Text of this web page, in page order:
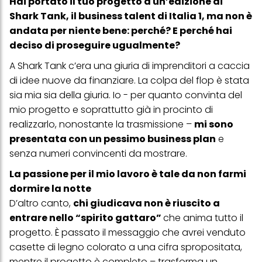
Shark Tank, il business talent di Italia 1, ma non è
andata per niente bene: perché? E perché hai
deciso di proseguire ugualmente?
A Shark Tank c’era una giuria di imprenditori a caccia
di idee nuove da finanziare. La colpa del flop è stata
sia mia sia della giuria. Io - per quanto convinta del
mio progetto e soprattutto già in procinto di
realizzarlo, nonostante la trasmissione – mi sono
presentata con un pessimo business plan e
senza numeri convincenti da mostrare.
La passione per il mio lavoro è tale da non farmi
dormire la notte
D’altro canto, chi giudicava non è riuscito a
entrare nello “spirito gattaro”che anima tutto il
progetto. È passato il messaggio che avrei venduto
casette di legno colorato a una cifra spropositata,
Puoi trovare maggiori informazioni sul trattamento dei tuoi dati
nella nostra Informativa sulla protezione dei dati collegata nel piè
di pagina (Sezione "Cookie, Pixel, Impronte digitali e tecnologie
simili"). Puoi revocare il tuo consenso in qualsiasi momento con
effetto per il futuro disabilitando i cookie sul nostro sito web nella
sezione "Impostazioni cookie" collegata nel piè di pagina. Per
ulteriori informazioni sui cookie utilizzati su questo sito Web, in
particolare sul loro periodo di conservazione, consultare le
informazioni dettagliate su ciascun cookie disponibili facendo
clic su "modifica" di seguito".
Se fai clic su "Modifica" potrai trovare maggiori informazioni sul
trattamento dei tuoi dati / sull'uso dei cookie e consentirli per uno o
più degli scopi sopra menzionati. Cliccando su "Accetta tutto",
acconsenti all'uso dei cookie e al trattamento dei tuoi dati
personali per tutte le finalità sopra indicate. Se fai clic su "Rifiuta",
verranno utilizzati solo i cookie tecnicamente necessari per fornirti
questo sito web.